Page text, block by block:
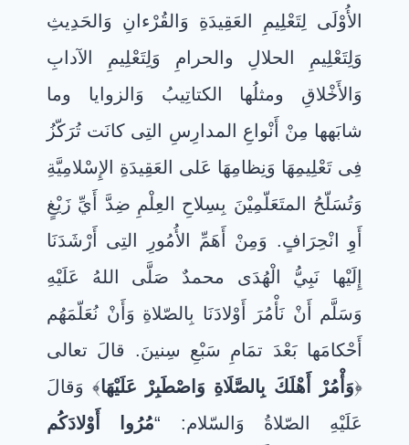
الأُوْلَى لِتَعْلِيمِ العَقِيدَةِ وَالقُرْءانِ وَالحَدِيثِ
وَلِتَعْلِيمِ الحلالِ والحرامِ وَلِتَعْلِيمِ الآدابِ
وَالأَخْلاقِ ومثلُها الكتاتِيبُ وَالزوايا وما
شابَهها مِنْ أَنْواعِ المدارِسِ التِى كانَت تُرَكّزُ
فِى تَعْلِيمِهَا وَنِظامِهَا عَلى العَقِيدَةِ الإِسْلامِيَّةِ
وَتُسَلّحُ المتَعَلّمِيْنَ بِسِلاحِ العِلْمِ ضِدَّ أَيِّ زَيْغٍ
أَوِ انْحِرَافٍ. وَمِنْ أَهَمِّ الأُمُورِ التِى أَرْشَدَنَا
إِلَيْها نَبِيُّ الْهُدَى محمدٌ صَلَّى اللهُ عَلَيْهِ
وَسَلَّم أَنْ نَأْمُرَ أَوْلادَنَا بِالصّلاةِ وَأَنْ نُعَلّمَهُم
أَحْكامَها بَعْدَ تمَامِ سَبْعِ سِنينَ. قالَ تعالى
﴿وَأْمُرْ أَهْلَكَ بِالصَّلَاةِ وَاصْطَبِرْ عَلَيْهَا﴾ وَقالَ
عَلَيْهِ الصّلاةُ وَالسّلام: “مُرُوا أَوْلادَكُم